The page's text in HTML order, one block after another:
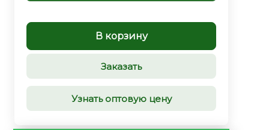
В корзину
Заказать
Узнать оптовую цену